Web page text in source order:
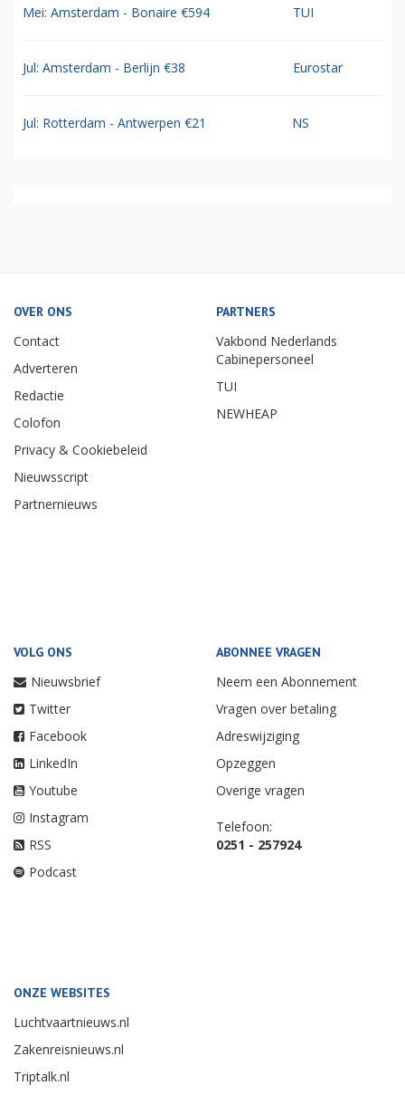
Mei: Amsterdam - Bonaire €594 TUI
Jul: Amsterdam - Berlijn €38 Eurostar
Jul: Rotterdam - Antwerpen €21 NS
OVER ONS
Contact
Adverteren
Redactie
Colofon
Privacy & Cookiebeleid
Nieuwsscript
Partnernieuws
PARTNERS
Vakbond Nederlands
Cabinepersoneel
TUI
NEWHEAP
VOLG ONS
Nieuwsbrief
Twitter
Facebook
LinkedIn
Youtube
Instagram
RSS
Podcast
ABONNEE VRAGEN
Neem een Abonnement
Vragen over betaling
Adreswijziging
Opzeggen
Overige vragen
Telefoon:
0251 - 257924
ONZE WEBSITES
Luchtvaartnieuws.nl
Zakenreisnieuws.nl
Triptalk.nl